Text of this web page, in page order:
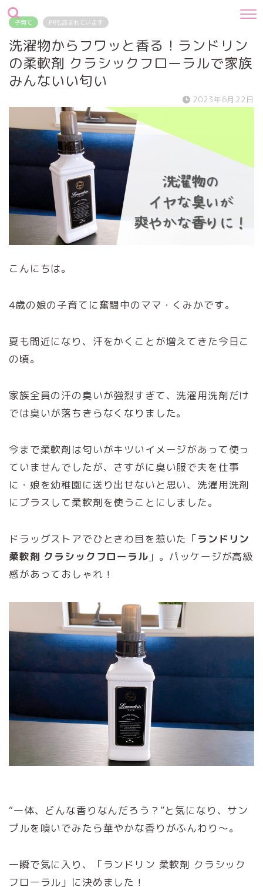
子育て PRも含まれています
洗濯物からフワッと香る！ランドリン
の柔軟剤 クラシックフローラルで家族
みんないい匂い
2023年6月22日
こんにちは。
4歳の娘の子育てに奮闘中のママ・くみかです。
夏も間近になり、汗をかくことが増えてきた今日こ
の頃。
家族全員の汗の臭いが強烈すぎて、洗濯用洗剤だけ
では臭いが落ちきらなくなりました。
今まで柔軟剤は匂いがキツいイメージがあって使っ
ていませんでしたが、さすがに臭い服で夫を仕事
に・娘を幼稚園に送り出せないと思い、洗濯用洗剤
にプラスして柔軟剤を使うことにしました。
ドラッグストアでひときわ目を惹いた「ランドリン
柔軟剤 クラシックフローラル 」。パッケージが高級
感があっておしゃれ！
“一体、どんな香りなんだろう？”と気になり、サン
プルを嗅いでみたら華やかな香りがふんわり～。
一瞬で気に入り、「ランドリン 柔軟剤 クラシック
フローラル」に決めました！